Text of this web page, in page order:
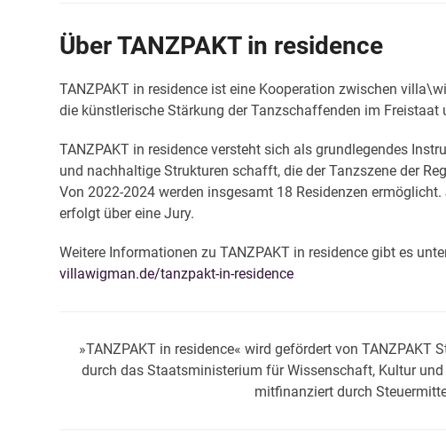
Über TANZPAKT in residence
TANZPAKT in residence ist eine Kooperation zwischen
die künstlerische Stärkung der Tanzschaffenden im Freistaat
TANZPAKT in residence versteht sich als grundlegendes
und nachhaltige Strukturen schafft, die der Tanzszene der
Von 2022-2024 werden insgesamt 18 Residenzen
erfolgt über eine Jury.
Weitere Informationen zu TANZPAKT in residence gibt es
villawigman.de/tanzpakt-in-residence
»TANZPAKT in residence« wird gefördert von
durch das Staatsministerium für Wissenschaft, Kultur
mitfinanziert durch